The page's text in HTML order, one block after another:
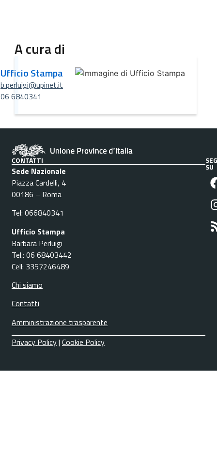
A cura di
Ufficio Stampa
b.perluigi@upinet.it
06 6840341
CONTATTI
Sede Nazionale
Piazza Cardelli, 4
00186 – Roma
Tel: 066840341
Ufficio Stampa
Barbara Perluigi
Tel.: 06 68403442
Cell: 3357246489
Chi siamo
Contatti
Amministrazione trasparente
SU
Privacy Policy| Cookie Policy